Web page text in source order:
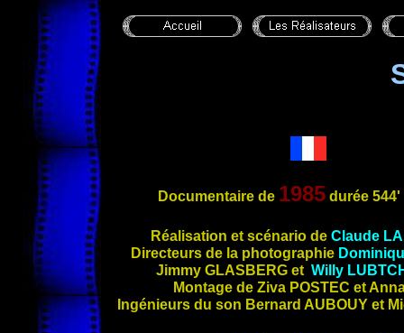
Documentaire de 1985 durée
Réalisation et scénario de Claude
Directeurs de la photographie
Jimmy GLASBERG et Willy
Montage de Ziva POSTEC et
Ingénieurs du son Bernard AUBOUYet